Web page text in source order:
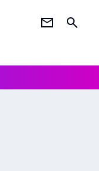
newsletter search